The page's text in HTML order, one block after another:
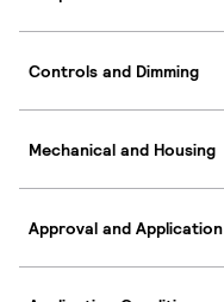
Controls and Dimming
Mechanical and Housing
Approval and Application